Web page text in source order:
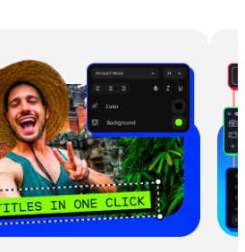
替代选择 ( 英文文章)